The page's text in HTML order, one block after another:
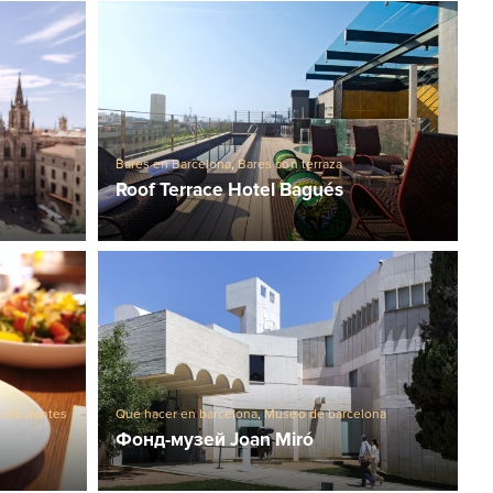
Bares en Barcelona, Bares con terraza
Roof Terrace Hotel Bagués
Qué hacer en barcelona,Museo de barcelona
Фонд-музей Joan Miró